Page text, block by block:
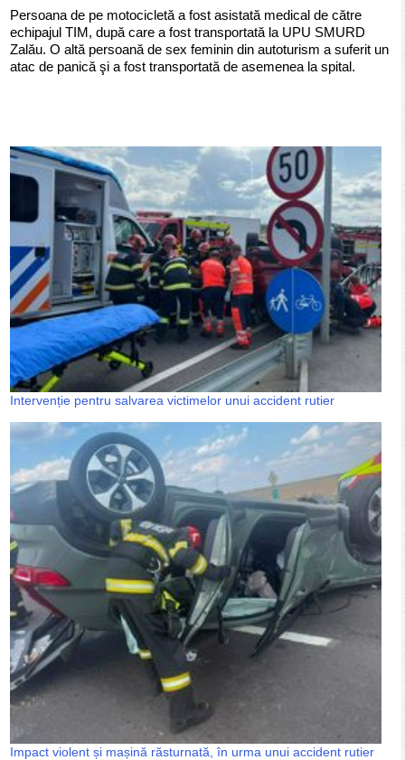
Persoana de pe motocicletă a fost asistată medical de către
echipajul TIM, după care a fost transportată la UPU SMURD
Zalău. O altă persoană de sex feminin din autoturism a suferit un
atac de panică şi a fost transportată de asemenea la spital.
Intervenție pentru salvarea victimelor unui accident rutier
Impact violent și mașină răsturnată, în urma unui accident rutier